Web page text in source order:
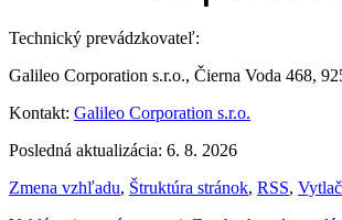
Technický prevádzkovateľ:
Galileo Corporation s.r.o., Čierna Voda 468,
Kontakt: Galileo Corporation s.r.o.
Posledná aktualizácia: 6. 8. 2026
Zmena vzhľadu, Štruktúra stránok, RSS,